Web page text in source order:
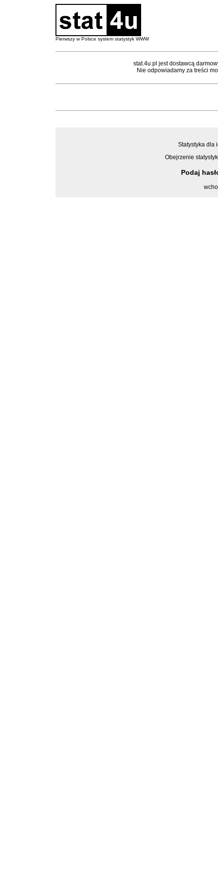
Pierwszy w Polsce system statystyk WWW
stat.4u.pl jest dostawcą
Nie odpowiadamy za treści
Statystyka dla
Obejrzenie
Podaj